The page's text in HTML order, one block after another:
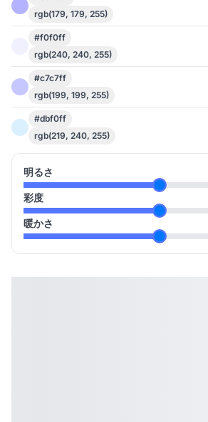
rgb(179, 179, 255)
#f0f0ff
rgb(240, 240, 255)
#c7c7ff
rgb(199, 199, 255)
#dbf0ff
rgb(219, 240, 255)
明るさ
彩度
暖かさ